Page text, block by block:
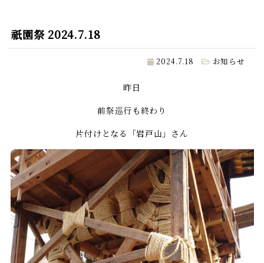
祇園祭 2024.7.18
2024.7.18 お知らせ
昨日
前祭巡行も終わり
片付けとなる「岩戸山」さん